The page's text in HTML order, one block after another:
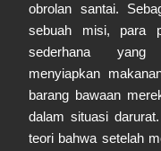
obrolan santai.
sebuah misi, para
sederhana yang
menyiapkan
barang bawaan
dalam situasi
teori bahwa setelah